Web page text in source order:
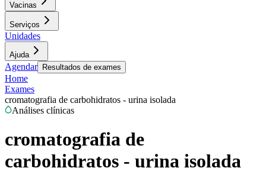
Vacinas
Serviços
Unidades
Ajuda
Agendar Resultados de exames
Home
Exames
cromatografia de carbohidratos - urina isolada
Análises clínicas
cromatografia de
carbohidratos - urina isolada